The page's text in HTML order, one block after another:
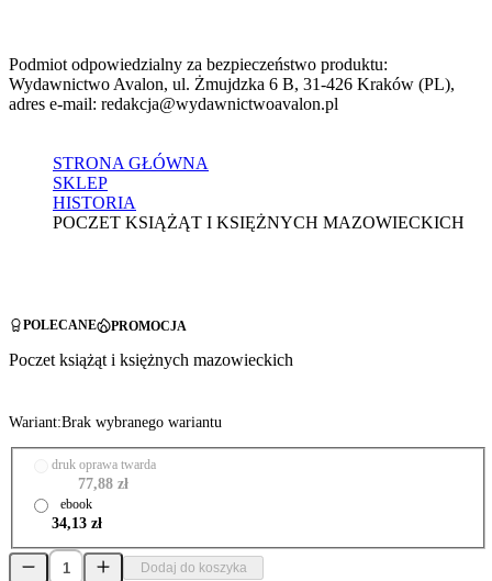
Podmiot odpowiedzialny za bezpieczeństwo produktu:
Wydawnictwo Avalon, ul. Żmujdzka 6 B, 31-426 Kraków (PL),
adres e-mail: redakcja@wydawnictwoavalon.pl
STRONA GŁÓWNA
SKLEP
HISTORIA
POCZET KSIĄŻĄT I KSIĘŻNYCH MAZOWIECKICH
POLECANE PROMOCJA
Poczet książąt i księżnych mazowieckich
Wariant:Brak wybranego wariantu
druk oprawa twarda
77,88 zł
ebook
34,13 zł
Dodaj do koszyka